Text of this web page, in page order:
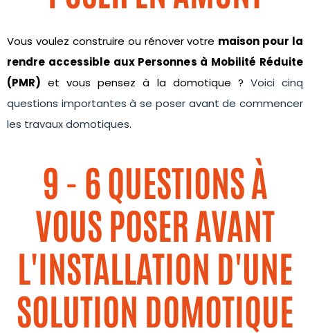
Vous voulez construire ou rénover votre maison pour la
rendre accessible aux Personnes à Mobilité Réduite
(PMR) et vous pensez à la domotique ? Voici cinq
questions importantes à se poser avant de commencer
les travaux domotiques.
9 - 6 QUESTIONS À
VOUS POSER AVANT
L'INSTALLATION D'UNE
SOLUTION DOMOTIQUE